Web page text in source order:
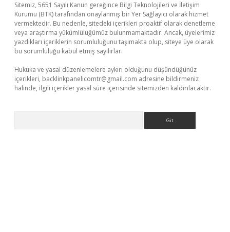
Sitemiz, 5651 Sayılı Kanun gereğince Bilgi Teknolojileri ve İletişim
Kurumu (BTK) tarafından onaylanmış bir Yer Sağlayıcı olarak hizmet
vermektedir. Bu nedenle, sitedeki içerikleri proaktif olarak denetleme
veya araştırma yükümlülüğümüz bulunmamaktadır. Ancak, üyelerimiz
yazdıkları içeriklerin sorumluluğunu taşımakta olup, siteye üye olarak
bu sorumluluğu kabul etmiş sayılırlar.
Hukuka ve yasal düzenlemelere aykırı olduğunu düşündüğünüz
içerikleri, backlinkpanelicomtr@gmail.com adresine bildirmeniz
halinde, ilgili içerikler yasal süre içerisinde sitemizden kaldırılacaktır.